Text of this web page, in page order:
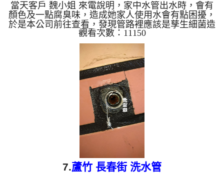
當天客戶 魏小姐 來電說明，家中水管出水時，會有
顏色及一點腐臭味，造成她家人使用水會有點困擾，
於是本公司前往查看，發現管路裡應該是孳生細菌造
成，本公司架起 水管清洗機 ，開始 洗水管 ，管路水
龍頭持續噴出綠水，如下影片圖片，客戶見了也驚訝
不已，清管路 花了約兩個多小時，最後管路中的異
物及臭味終於洗乾淨，客戶終於可以正常用水了。
清洗水管, 水管清洗, 洗水管, 熱水管堵塞, 熱水忽冷忽
熱 ...
觀看次數：11150
7.蘆竹 長春街 洗水管